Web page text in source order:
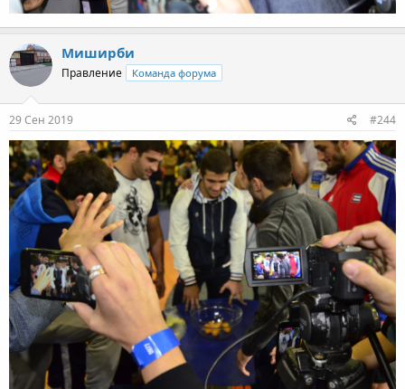
Миширби
Правление Команда форума
29 Сен 2019 #244